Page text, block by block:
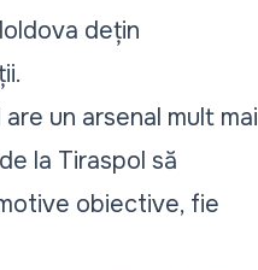
dețin
un arsenal mult mai
la Tiraspol să
obiective, fie